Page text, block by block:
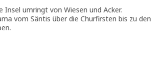
umringt von Wiesen und Acker.
vom Säntis über die Churfirsten bis zu den